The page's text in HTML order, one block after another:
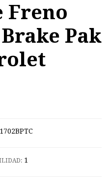
Freno
Pak
1